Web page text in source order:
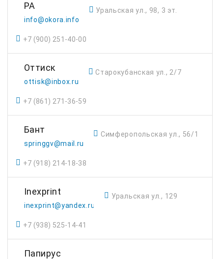
РА
info@okora.info
Уральская ул., 98, 3 эт.
+7 (900) 251-40-00
Оттиск
ottisk@inbox.ru
Старокубанская ул., 2/7
+7 (861) 271-36-59
Бант
springgv@mail.ru
Симферопольская ул., 56/1
+7 (918) 214-18-38
Inexprint
inexprint@yandex.ru
Уральская ул., 129
+7 (938) 525-14-41
Папирус